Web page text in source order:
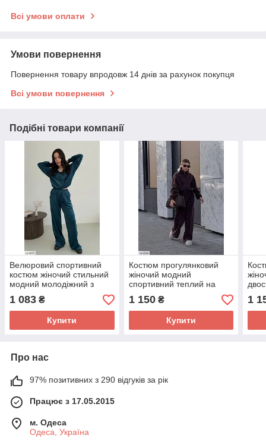
Всі умови оплати
Умови повернення
Повернення товару впродовж 14 днів за рахунок покупця
Всі умови повернення
Подібні товари компанії
Велюровий спортивний
костюм жіночий стильний
модний молодіжний з
кофтою на блискавці та
високими штанами арт
610
1 083 ₴
Купити
Костюм прогулянковий
жіночий модний
спортивний теплий на
зиму бомбер на блискавці
та штани фліс
1 150₴
Купити
1
Про нас
97% позитивних з 290 відгуків за рік
Працює з 17.05.2015
м. Одеса
Одеса, Україна